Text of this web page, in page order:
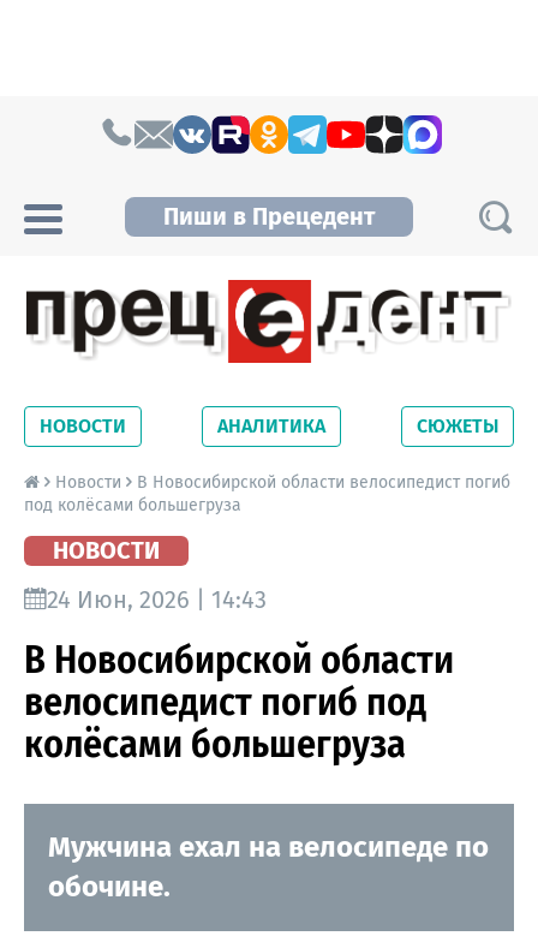
Пиши в Прецедент
Новосибирской области. Читайте свежие
новости на сайте сетевого издания
Precedent.
НОВОСТИ АНАЛИТИКА СЮЖЕТЫ
Новости
В Новосибирской области велосипедист погиб
под колёсами большегруза
НОВОСТИ
24 Июн, 2026 | 14:43
В Новосибирской области
велосипедист погиб под
колёсами большегруза
Мужчина ехал на велосипеде по
обочине.